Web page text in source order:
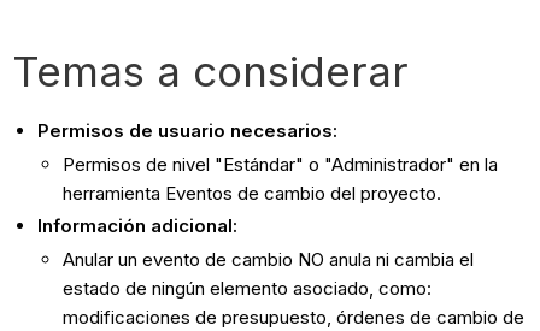
Temas a considerar
Permisos de usuario necesarios:
Permisos de nivel "Estándar" o "Administrador" en la
herramienta Eventos de cambio del proyecto.
Información adicional:
Anular un evento de cambio NO anula ni cambia el
estado de ningún elemento asociado, como:
modificaciones de presupuesto, órdenes de cambio de